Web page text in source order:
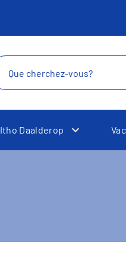
Itho Daalderop